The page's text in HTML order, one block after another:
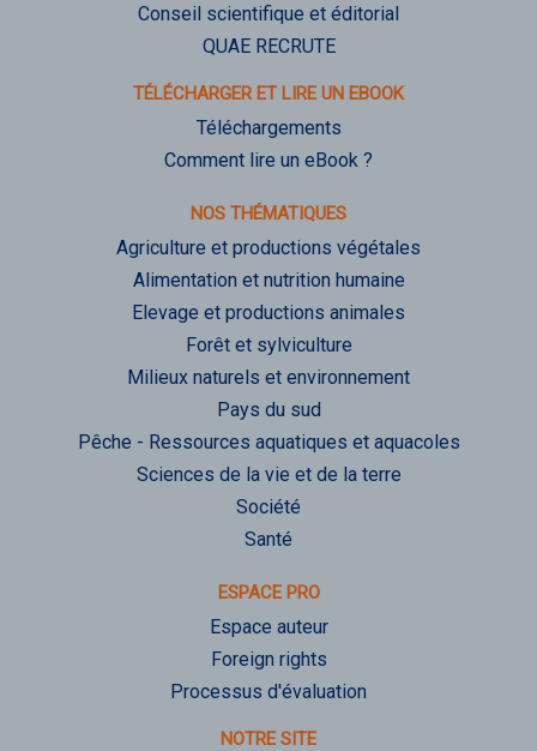
Conseil scientifique et éditorial
QUAE RECRUTE
TÉLÉCHARGER ET LIRE UN EBOOK
Téléchargements
Comment lire un eBook ?
NOS THÉMATIQUES
Agriculture et productions végétales
Alimentation et nutrition humaine
Elevage et productions animales
Forêt et sylviculture
Milieux naturels et environnement
Pays du sud
Pêche - Ressources aquatiques et aquacoles
Sciences de la vie et de la terre
Société
Santé
ESPACE PRO
Espace auteur
Foreign rights
Processus d'évaluation
NOTRE SITE